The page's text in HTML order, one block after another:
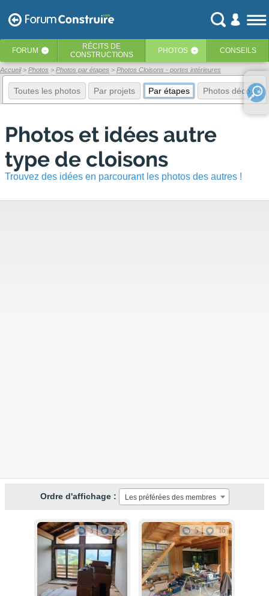
FORUM ‹ RÉCITS DE
CONSTRUCTIONS
PHOTOS ‹ CONSEILS
Accueil Photos Photos par étapes Photos Cloisons - portes intérieures
Toutes les photos Par projets Par étapes Photos déco
Photos et idées autre
type de cloisons
Trouvez des idées en parcourant les photos des autres !
Ordre d'affichage : Les préférées des membres
3 25 5 16